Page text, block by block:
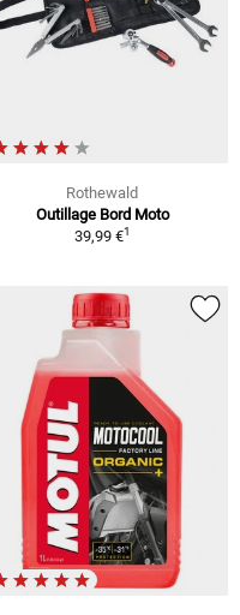
Rothewald
Outillage Bord Moto
39,99 €1